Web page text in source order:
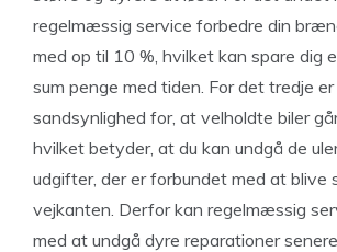
regelmæssig service forbedre din
med op til 10 %, hvilket kan spare dig
sum penge med tiden. For det tredje
sandsynlighed for, at velholdte biler
hvilket betyder, at du kan undgå de
udgifter, der er forbundet med at blive
vejkanten. Derfor kan regelmæssig
med at undgå dyre reparationer